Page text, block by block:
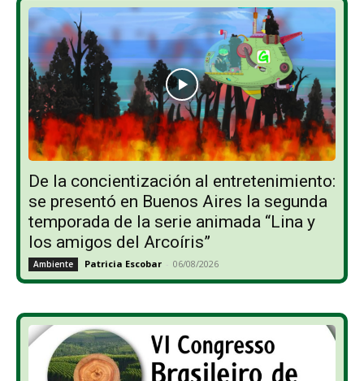
De la concientización al entretenimiento:
se presentó en Buenos Aires la segunda
temporada de la serie animada “Lina y
los amigos del Arcoíris”
Ambiente Patricia Escobar - 06/08/2026